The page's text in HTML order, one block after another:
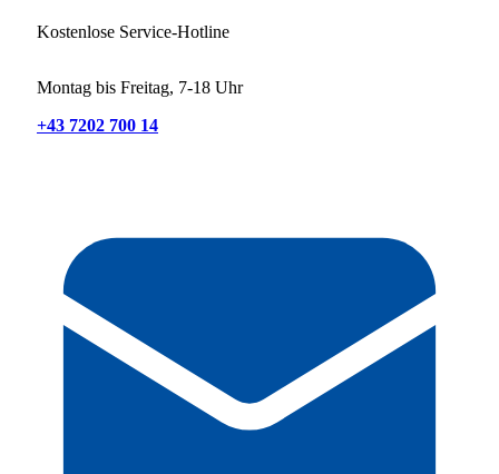
Kostenlose Service-Hotline
Montag bis Freitag, 7-18 Uhr
+43 7202 700 14